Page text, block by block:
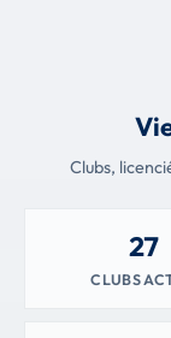
Clubs,
27
CLUBS